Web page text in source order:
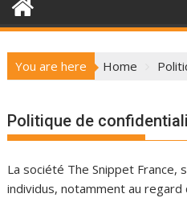
You are here Home
Politique de
La société The Snippet France,
individus, notamment au